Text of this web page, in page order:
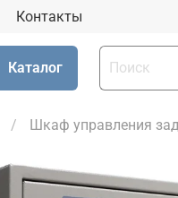
Контакты
Каталог
Шкаф управления